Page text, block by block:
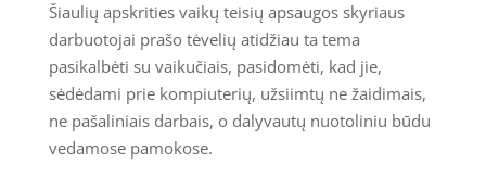
Šiaulių apskrities vaikų teisių apsaugos skyriaus
darbuotojai prašo tėvelių atidžiau ta tema
pasikalbėti su vaikučiais, pasidomėti, kad jie,
sėdėdami prie kompiuterių, užsiimtų ne žaidimais,
ne pašaliniais darbais, o dalyvautų nuotoliniu būdu
vedamose pamokose.